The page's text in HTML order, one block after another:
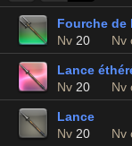
Fourche de
Nv 20 Nv
Lance
Nv 20 Nv
Lance
Nv 20 Nv